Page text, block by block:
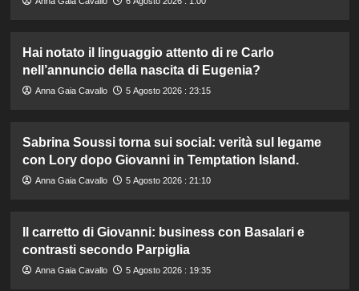
Hai notato il linguaggio attento di re Carlo
nell’annuncio della nascita di Eugenia?
Anna Gaia Cavallo 5 Agosto 2026 : 23:15
Sabrina Soussi torna sui social: verità sul legame
con Lory dopo Giovanni in Temptation Island.
Anna Gaia Cavallo 5 Agosto 2026 : 21:10
Il carretto di Giovanni: business con Basalari e
contrasti secondo Parpiglia
Anna Gaia Cavallo 5 Agosto 2026 : 19:35